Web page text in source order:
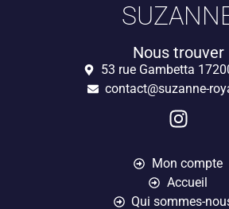
Nous trouver
53 rue Gambetta
contact@suzanne-
Mon compte
Accueil
Qui sommes-